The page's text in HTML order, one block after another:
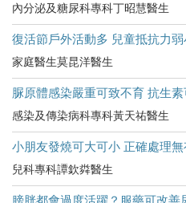
內分泌及糖尿科專科丁昭慧醫生
復活節戶外活動多 兒童抵抗力
家庭醫生莫昆洋醫生
脲原體感染嚴重可致不育 抗生素
感染及傳染病科專科黃天祐醫生
小朋友發燒可大可小 正確處理無
兒科專科譚欽粦醫生
膀胱都會過度活躍？服藥可改善